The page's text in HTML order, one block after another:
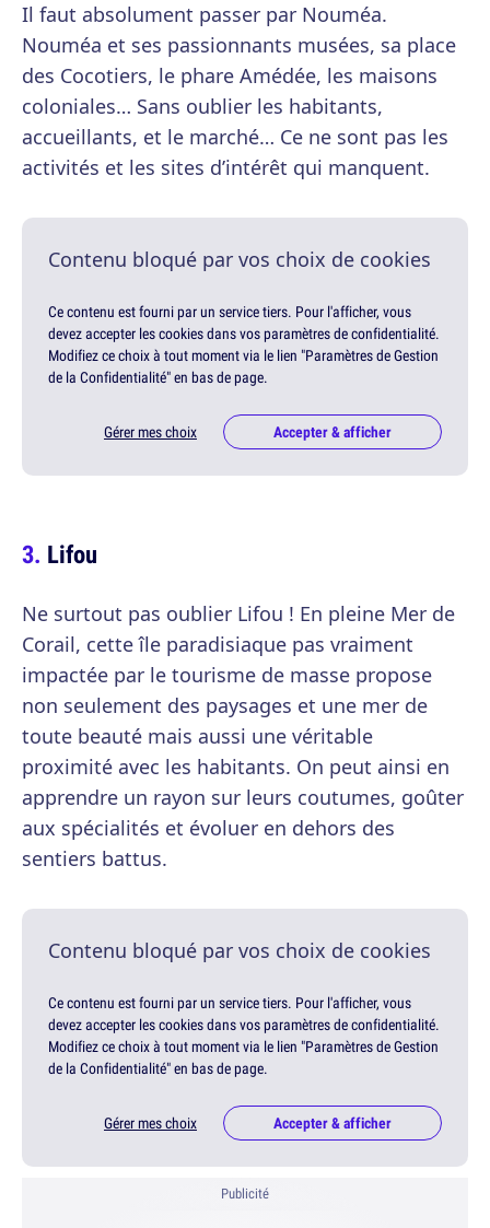
Il faut absolument passer par Nouméa.
Nouméa et ses passionnants musées, sa place
des Cocotiers, le phare Amédée, les maisons
coloniales… Sans oublier les habitants,
accueillants, et le marché… Ce ne sont pas les
activités et les sites d’intérêt qui manquent.
Contenu bloqué par vos choix de cookies
Ce contenu est fourni par un service tiers. Pour l'afficher, vous
devez accepter les cookies dans vos paramètres de confidentialité.
Modifiez ce choix à tout moment via le lien "Paramètres de Gestion
de la Confidentialité" en bas de page.
Gérer mes choix Accepter & afficher
Lifou
Ne surtout pas oublier Lifou ! En pleine Mer de
Corail, cette île paradisiaque pas vraiment
impactée par le tourisme de masse propose
non seulement des paysages et une mer de
toute beauté mais aussi une véritable
proximité avec les habitants. On peut ainsi en
apprendre un rayon sur leurs coutumes, goûter
aux spécialités et évoluer en dehors des
sentiers battus.
Contenu bloqué par vos choix de cookies
Ce contenu est fourni par un service tiers. Pour l'afficher, vous
devez accepter les cookies dans vos paramètres de confidentialité.
Modifiez ce choix à tout moment via le lien "Paramètres de Gestion
de la Confidentialité" en bas de page.
Gérer mes choix Accepter & afficher
Publicité